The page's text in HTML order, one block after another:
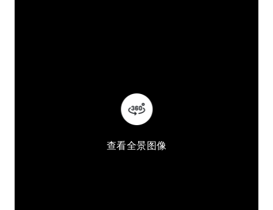
查看全景图像